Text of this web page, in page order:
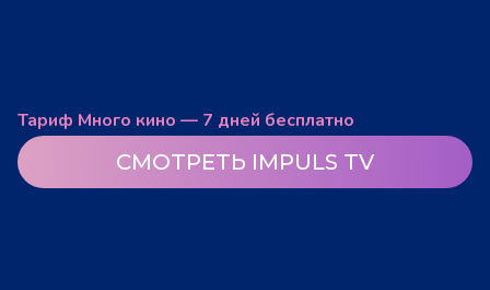
Тариф Много кино — 7 дней бесплатно
СМОТРЕТЬ IMPULS TV